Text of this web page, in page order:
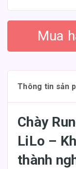
Mua
Thông tin sản
Chày
LiLo –
thành